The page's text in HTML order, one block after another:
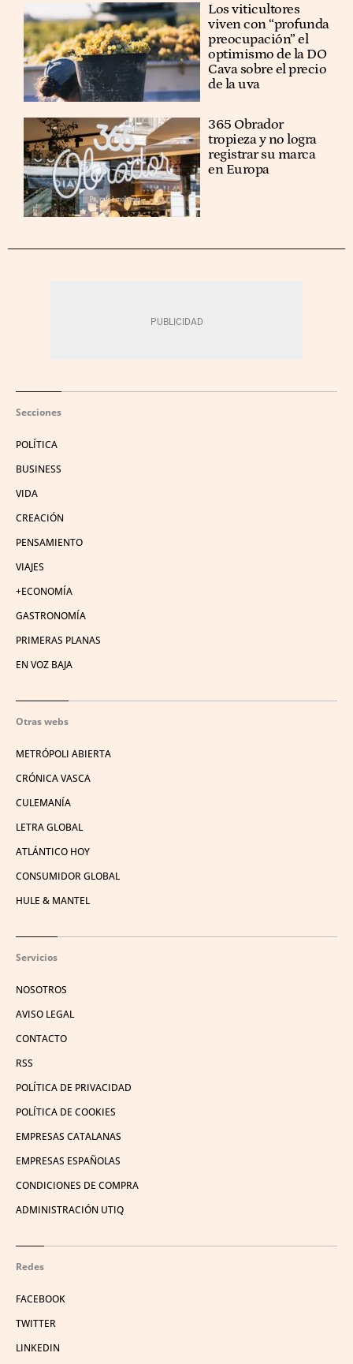
Los viticultores
viven con “profunda
preocupación” el
optimismo de la DO
Cava sobre el precio
de la uva
365 Obrador
tropieza y no logra
registrar su marca
en Europa
Secciones
POLÍTICA
BUSINESS
VIDA
CREACIÓN
PENSAMIENTO
VIAJES
+ECONOMÍA
GASTRONOMÍA
PRIMERAS PLANAS
EN VOZ BAJA
Otras webs
METRÓPOLI ABIERTA
CRÓNICA VASCA
CULEMANÍA
LETRA GLOBAL
ATLÁNTICO HOY
CONSUMIDOR GLOBAL
HULE & MANTEL
Servicios
NOSOTROS
AVISO LEGAL
CONTACTO
RSS
POLÍTICA DE PRIVACIDAD
POLÍTICA DE COOKIES
EMPRESAS CATALANAS
EMPRESAS ESPAÑOLAS
CONDICIONES DE COMPRA
ADMINISTRACIÓN UTIQ
Redes
FACEBOOK
TWITTER
LINKEDIN